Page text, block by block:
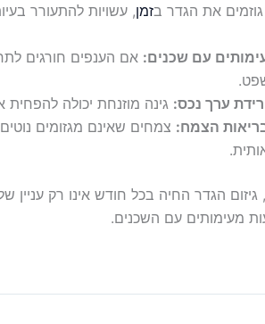
את הגדר בזמן, עשויות להתעורר
עם שכנים: אם הענפים חורגים
ערך נכס: גינה מוזנחת יכולה
הצמח: צמחים שאינם מגזומים
גיזום הגדר החיה בכל חודש אינו רק
מעימותים עם השכנים.